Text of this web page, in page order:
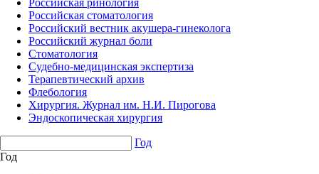
Российская ринология
Российская стоматология
Российский вестник акушера-гинеколога
Российский журнал боли
Стоматология
Судебно-медицинская экспертиза
Терапевтический архив
Флебология
Хирургия. Журнал им. Н.И. Пирогова
Эндоскопическая хирургия
Год
Год